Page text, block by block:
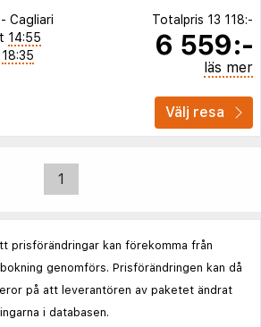
- Cagliari
14:55
18:35
Totalpris 13 118:-
6 559:-
läs mer
Välj resa
1
prisförändringar kan förekomma från
genomförs. Prisförändringen kan då
på att leverantören av paketet ändrat
i databasen.